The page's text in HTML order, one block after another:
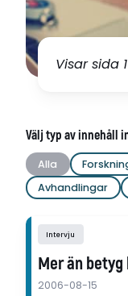
Visar sida
Välj typ av innehåll
Alla
Avhandlingar
Intervju
Mer än
2006-08-15